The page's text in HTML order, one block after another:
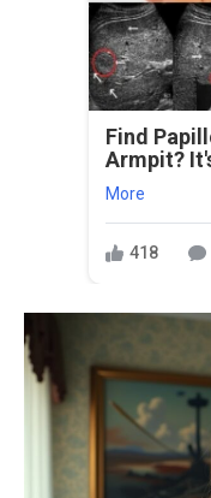
Find
Armpit?
More
418